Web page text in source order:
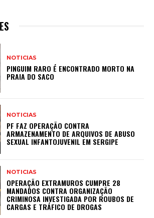
NOTICIAS
PINGUIM RARO É ENCONTRADO MORTO NA
PRAIA DO SACO
NOTICIAS
PF FAZ OPERAÇÃO CONTRA
ARMAZENAMENTO DE ARQUIVOS DE ABUSO
SEXUAL INFANTOJUVENIL EM SERGIPE
NOTICIAS
OPERAÇÃO EXTRAMUROS CUMPRE 28
MANDADOS CONTRA ORGANIZAÇÃO
CRIMINOSA INVESTIGADA POR ROUBOS DE
CARGAS E TRÁFICO DE DROGAS